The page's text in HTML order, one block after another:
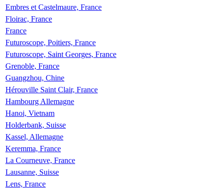
Embres et Castelmaure, France
Floirac, France
France
Futuroscope, Poitiers, France
Futuroscope, Saint Georges, France
Grenoble, France
Guangzhou, Chine
Hérouville Saint Clair, France
Hambourg Allemagne
Hanoi, Vietnam
Holderbank, Suisse
Kassel, Allemagne
Keremma, France
La Courneuve, France
Lausanne, Suisse
Lens, France